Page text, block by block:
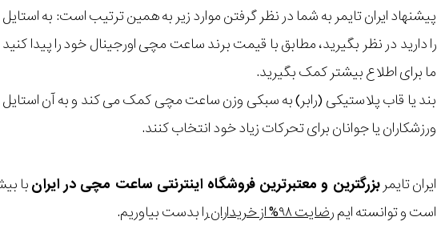
پیشنهاد ایران تایمر به شما در نظر گرفتن موارد زیر به همین ترتیب است:
را دارید در نظر بگیرید، مطابق با قیمت برند ساعت مچی اورجینال خود را پیدا
ما برای اطلاع بیشتر کمک بگیرید.
بند یا قاب پلاستیکی (رابر) به سبکی وزن ساعت مچی کمک می کند و به آن
ورزشکاران یا جوانان برای تحرکات زیاد خود انتخاب کنند.
ایران تایمربزرگترین و معتبرترین فروشگاه اینترنتی ساعت مچی در ایران
است و توانسته ایمرضایت ۹۸% از خریداران
را بدست بیاوریم.